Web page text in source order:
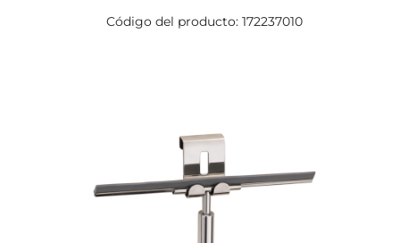
Código del producto: 172237010